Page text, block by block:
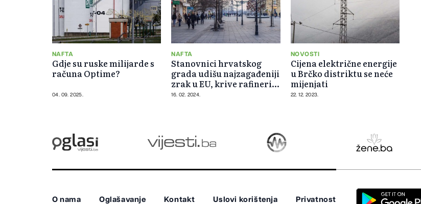
NAFTA
Gdje su ruske milijarde s
računa Optime?
04. 09. 2025.
NAFTA
Stanovnici hrvatskog
grada udišu najzagađeniji
zrak u EU, krive rafineriju
iz BiH?
16. 02. 2024.
NOVOSTI
Cijena električne energije
u Brčko distriktu se neće
mijenjati
22. 12. 2023.
O nama Oglašavanje Kontakt Uslovi korištenja Privatnost